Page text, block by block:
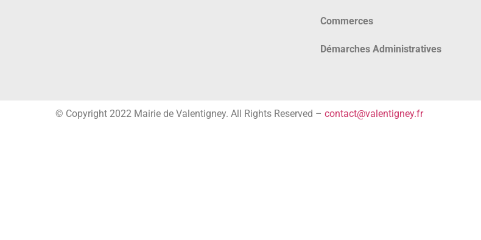
Commerces
Démarches Administratives
© Copyright 2022 Mairie de Valentigney. All Rights Reserved – contact@valentigney.fr